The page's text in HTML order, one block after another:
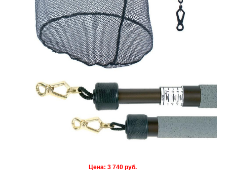
Цена: 3 740 руб.